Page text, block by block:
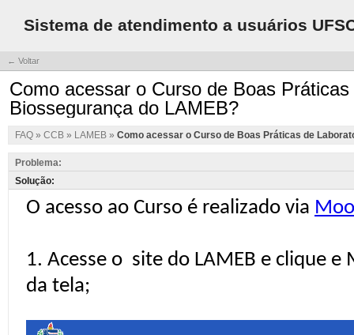
Sistema de atendimento a usuários
← Voltar
Como acessar o Curso de Boas
Biossegurança do LAMEB?
FAQ » CCB » LAMEB » Como acessar o Curso de Boas Práticas de
Problema:
Solução: